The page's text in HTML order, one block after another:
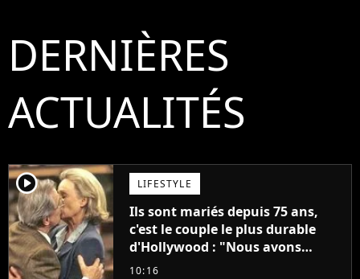
DERNIÈRES
ACTUALITÉS
player2 LIFESTYLE
Ils sont mariés depuis 75 ans,
c'est le couple le plus durable
d'Hollywood : "Nous avons
avancé jour après jour, et les
10:16